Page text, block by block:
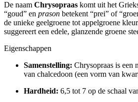
De naam Chrysopraas komt uit het
“goud” en prason betekent “prei” of
de unieke geelgroene tot appelgroene
suggereert een edele, glanzende groene
Eigenschappen
Samenstelling: Chrysopraas is een
van chalcedoon (een vorm van
Hardheid: 6,5 tot 7 op de schaal